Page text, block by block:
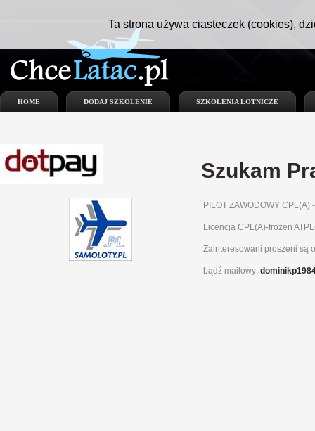
HOME DODAJ SZKOLENIE SZKOLENIA LOTNICZE
Szukam
PILOT ZAWODOWY CPL(A)
Licencja CPL(A)-frozen
Zainteresowani proszeni są
bądź mailowy:
Ta strona używa ciasteczek (cookies),